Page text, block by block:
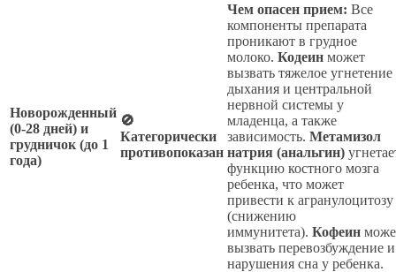
Новорожденный
(0-28 дней) и
грудничок (до 1
года)
🚫
Категорически
противопоказан
Чем опасен прием: Все
компоненты препарата
проникают в грудное
молоко. Кодеин может
вызвать тяжелое угнетение
дыхания и центральной
нервной системы у
младенца, а также
зависимость. Метамизол
натрия (анальгин)
функцию костного мозга
ребенка, что может
привести к агранулоцитозу
(снижению
иммунитета). Кофеин
вызвать перевозбуждение и
нарушения сна у ребенка.